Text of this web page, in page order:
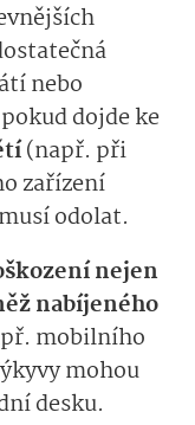
nebo
dojde ke
(např. při
zařízení
odolat.
nejen
nabíjeného
mobilního
mohou
desku.